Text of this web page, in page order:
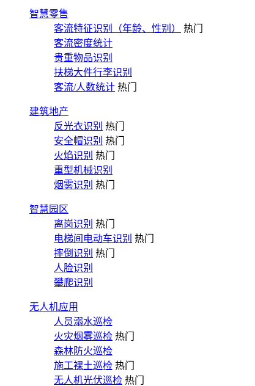
智慧零售
客流特征识别（年龄、性别）
热门
客流密度统计
贵重物品识别
扶梯大件行李识别
客流/人数统计 热门
建筑地产
反光衣识别 热门
安全帽识别 热门
火焰识别 热门
重型机械识别
烟雾识别 热门
智慧园区
离岗识别 热门
电梯间电动车识别 热门
摔倒识别 热门
人脸识别
攀爬识别
无人机应用
人员溺水巡检
火灾烟雾巡检 热门
森林防火巡检
施工裸土巡检 热门
无人机光伏巡检 热门